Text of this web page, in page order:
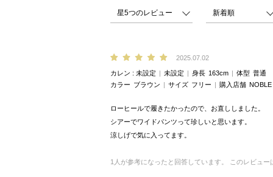
2025.07.02
カレン 未設定 未設定 身長 163cm 体型 普通
カラー ブラウン サイズ フリー 購入店舗
ローヒールで履きたかったので、お直ししました。
シアーでワイドパンツって珍しいと思います。
涼しげで気に入ってます。
1 人が参考になったと回答しています。 このレビュー